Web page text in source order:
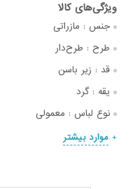
جنس : مازراتی
طرح : طرح‌دار
قد : زیر باسن
یقه : گرد
نوع لباس : معمولی
موارد بیشتر